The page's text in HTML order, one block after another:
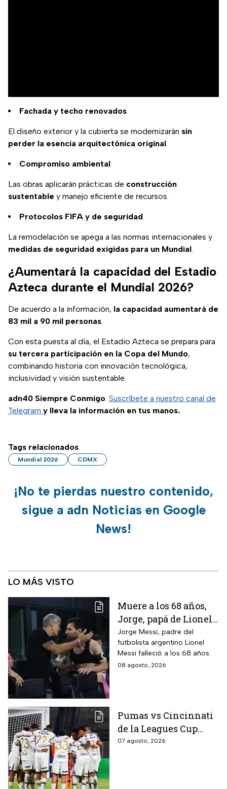
Fachada y techo renovados
El diseño exterior y la cubierta se modernizarán sin
perder la esencia arquitectónica original.
Compromiso ambiental
Las obras aplicarán prácticas de construcción
sustentable y manejo eficiente de recursos.
Protocolos FIFA y de seguridad
La remodelación se apega a las normas internacionales y
medidas de seguridad exigidas para un Mundial.
¿Aumentará la capacidad del Estadio
Azteca durante el Mundial 2026?
De acuerdo a la información, la capacidad aumentará de
83 mil a 90 mil personas.
Con esta puesta al día, el Estadio Azteca se prepara para
su tercera participación en la Copa del Mundo,
combinando historia con innovación tecnológica,
inclusividad y visión sustentable.
adn40 Siempre Conmigo. Suscríbete a nuestro canal de
Telegram y lleva la información en tus manos.
Tags relacionados
Mundial 2026 CDMX
¡No te pierdas nuestro contenido,
sigue a adn Noticias en Google
News!
LO MÁS VISTO
Muere a los 68 años,
Jorge, papá de Lionel
Messi
Jorge Messi, padre del
futbolista argentino Lionel
Messi falleció a los 68 años.
08 agosto, 2026
Pumas vs Cincinnati
de la Leagues Cup
2026 es pospuesto
07 agosto, 2026